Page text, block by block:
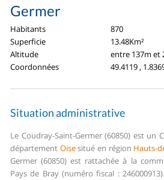
Germer
Habitants
870
Superficie
13.48Km²
Altitude
entre 137m et
Coordonnées
49.4119 ,
Situation administrative
Le Coudray-Saint-Germer (60850) est un
département Oisesitué en région Hauts-
Germer (60850) est rattachée à la
Pays de Bray (numéro fiscal : 246000913).